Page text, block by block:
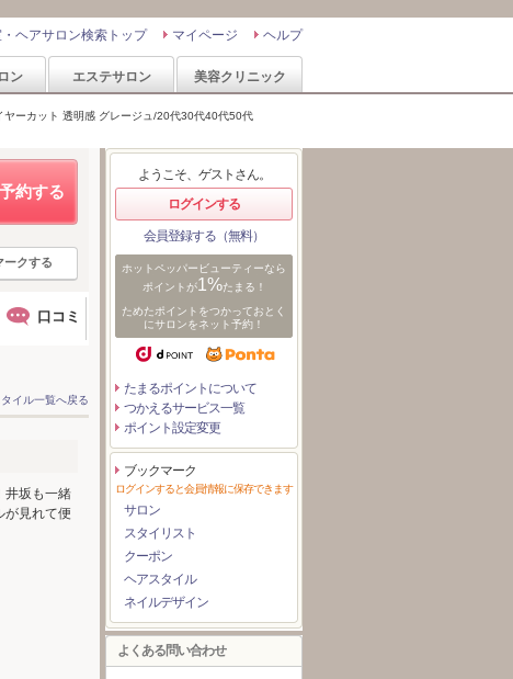
ヘルプ
マイページ
ヘアサロン検索トップ
ン エステサロン 美容クリニック
ヤーカット 透明感 グレージュ/20代30代40代50代
約する
ークする
口コミ
タイル一覧へ戻る
井坂も一緒
が見れて便
ようこそ、ゲストさん。
ログインする
会員登録する（無料）
ホットペッパービューティーなら
ポイントが1%たまる！
ためたポイントをつかっておとく
にサロンをネット予約！
たまるポイントについて
つかえるサービス一覧
ポイント設定変更
ブックマーク
ログインすると会員情報に保存できます
サロン
スタイリスト
クーポン
ヘアスタイル
ネイルデザイン
よくある問い合わせ